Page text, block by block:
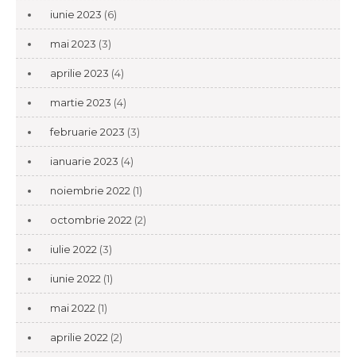
iunie 2023 (6)
mai 2023 (3)
aprilie 2023 (4)
martie 2023 (4)
februarie 2023 (3)
ianuarie 2023 (4)
noiembrie 2022 (1)
octombrie 2022 (2)
iulie 2022 (3)
iunie 2022 (1)
mai 2022 (1)
aprilie 2022 (2)